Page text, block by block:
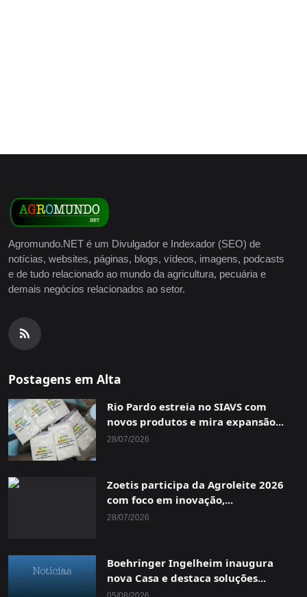
Agromundo.NET é um Divulgador e Indexador (SEO) de
notícias, websites, páginas, blogs, vídeos, imagens, podcasts
e de tudo relacionado ao mundo da agricultura, pecuária e
demais negócios relacionados ao setor.
Postagens em Alta
Rio Pardo estreia no SIAVS com
novos produtos e mira expansão...
28/07/2026
Zoetis participa da Agroleite 2026
com foco em inovação,...
28/07/2026
Boehringer Ingelheim inaugura
nova Casa e destaca soluções...